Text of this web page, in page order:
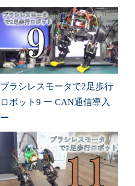
ブラシレスモータで2足歩行
ロボット9 ー CAN通信導入
ー